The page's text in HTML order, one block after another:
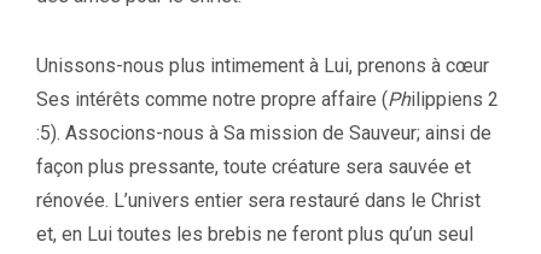
Unissons-nous plus intimement à Lui, prenons à cœur
Ses intérêts comme notre propre affaire (Philippiens 2
:5). Associons-nous à Sa mission de Sauveur; ainsi de
façon plus pressante, toute créature sera sauvée et
rénovée. L’univers entier sera restauré dans le Christ
et, en Lui toutes les brebis ne feront plus qu’un seul